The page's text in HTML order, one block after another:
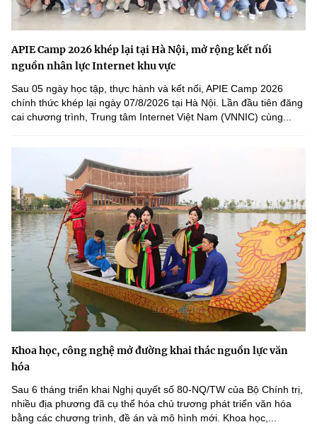
APIE Camp 2026 khép lại tại Hà Nội, mở rộng kết nối
nguồn nhân lực Internet khu vực
Sau 05 ngày học tập, thực hành và kết nối, APIE Camp 2026
chính thức khép lại ngày 07/8/2026 tại Hà Nội. Lần đầu tiên đăng
cai chương trình, Trung tâm Internet Việt Nam (VNNIC) cùng...
Khoa học, công nghệ mở đường khai thác nguồn lực văn
hóa
Sau 6 tháng triển khai Nghị quyết số 80-NQ/TW của Bộ Chính trị,
nhiều địa phương đã cụ thể hóa chủ trương phát triển văn hóa
bằng các chương trình, đề án và mô hình mới. Khoa học,...